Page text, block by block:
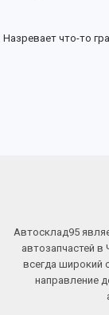
Назревает что-то
Автосклад95
автозапчастей в
всегда широкий
направление